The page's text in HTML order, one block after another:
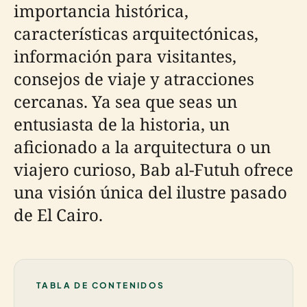
importancia histórica,
características arquitectónicas,
información para visitantes,
consejos de viaje y atracciones
cercanas. Ya sea que seas un
entusiasta de la historia, un
aficionado a la arquitectura o un
viajero curioso, Bab al-Futuh ofrece
una visión única del ilustre pasado
de El Cairo.
TABLA DE CONTENIDOS